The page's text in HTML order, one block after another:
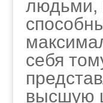
людьми,
себя
высшую